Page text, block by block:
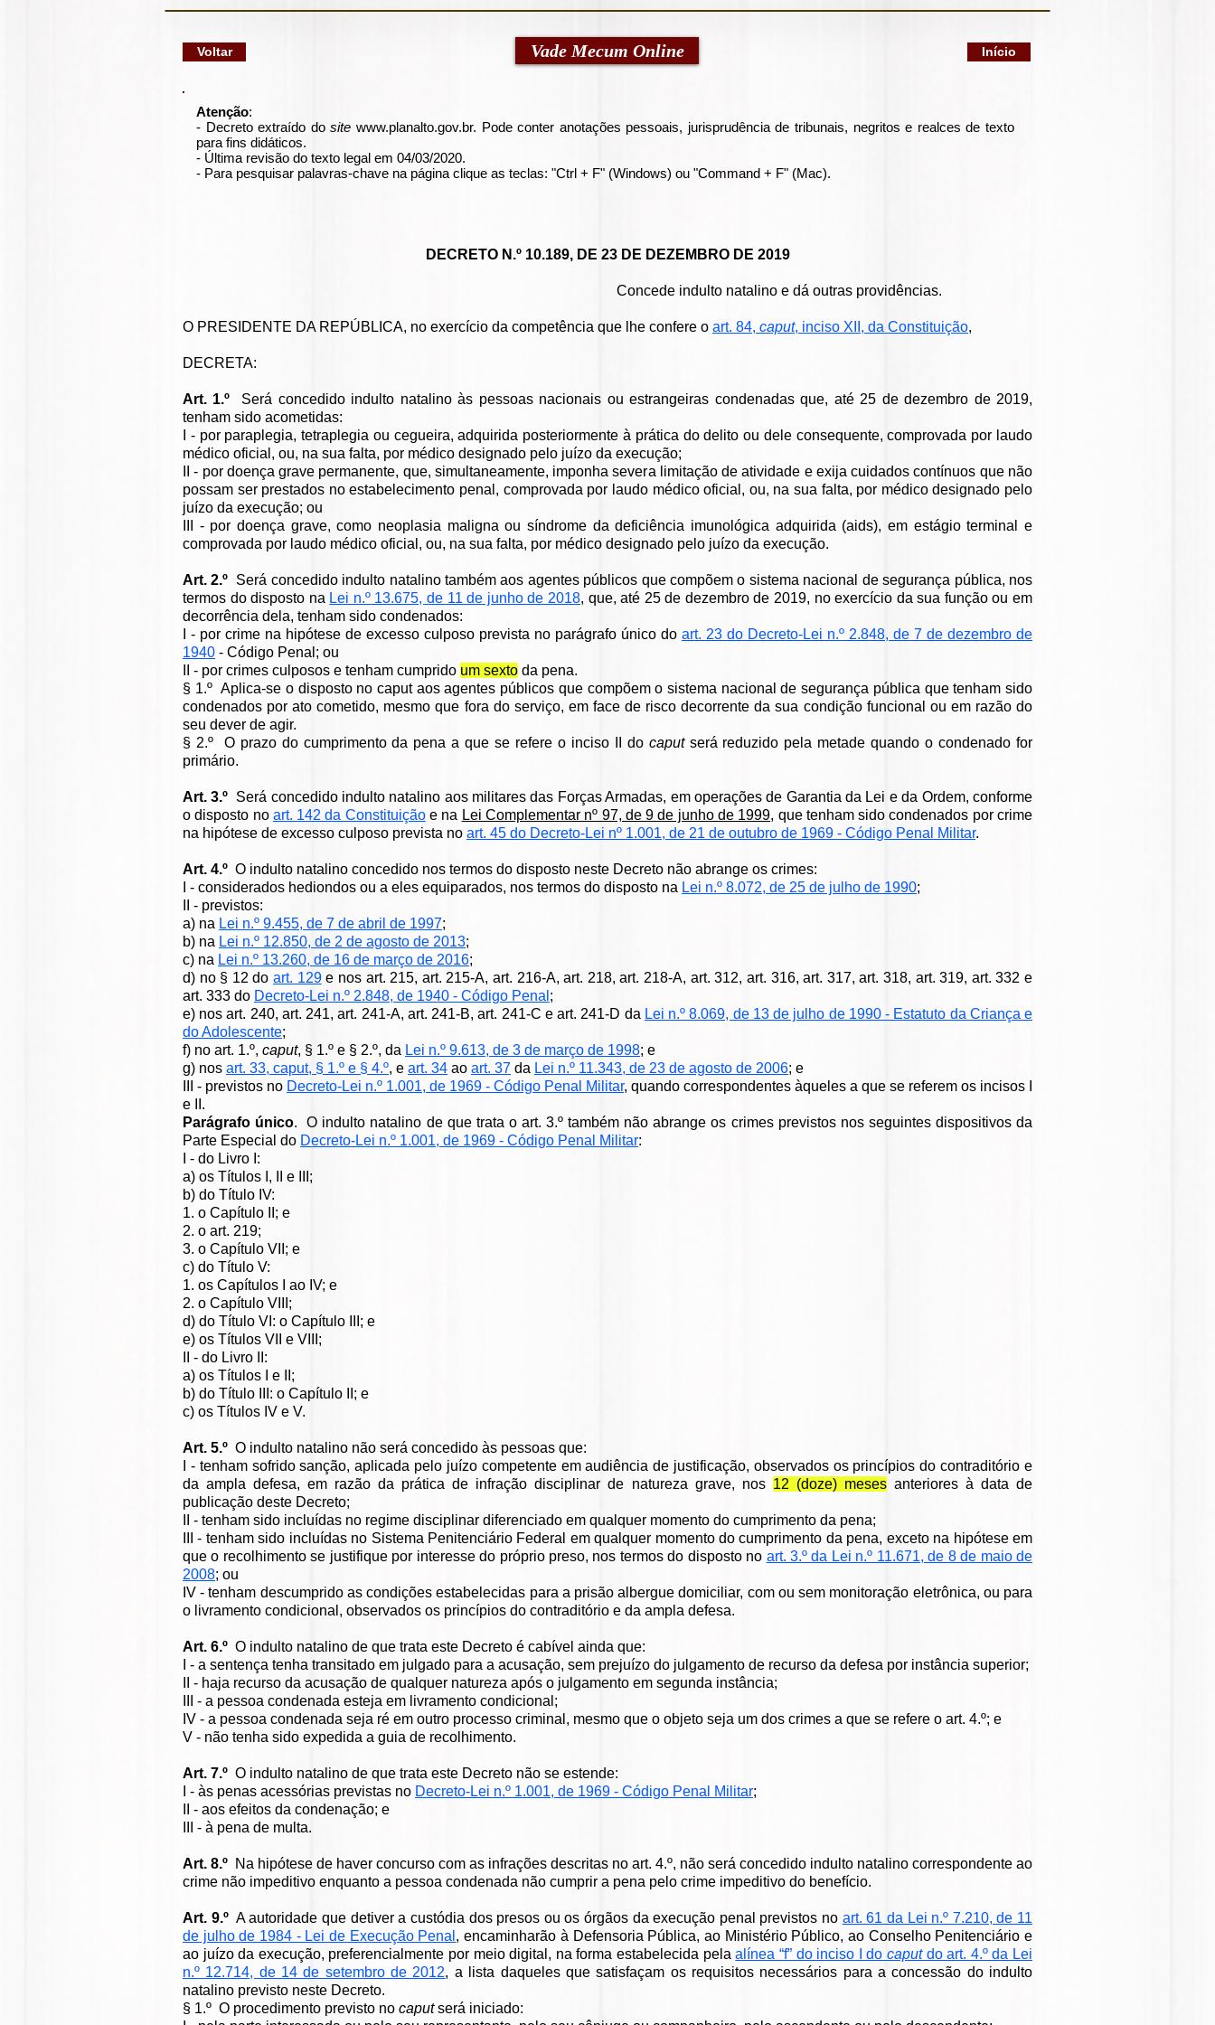
Voltar Vade Mecum Online Início
Atenção:
- Decreto extraído dosite www.planalto.gov.br. Pode conter anotações pessoais, jurisprudência de tribunais, negritos e realces de texto
para fins didáticos.
- Última revisão do texto legal em 04/03/2020.
- Para pesquisar palavras-chave na página clique as teclas: "Ctrl + F" (Windows) ou "Command + F" (Mac).
DECRETO N.º 10.189, DE 23 DE DEZEMBRO DE 2019
Concede indulto natalino e dá outras providências.
O PRESIDENTE DA REPÚBLICA, no exercício da competência que lhe confere o art. 84, caput, inciso XII, da Constituição,
DECRETA:
Art. 1.º Será concedido indulto natalino às pessoas nacionais ou estrangeiras condenadas que, até 25 de dezembro de 2019,
tenham sido acometidas:
I - por paraplegia, tetraplegia ou cegueira, adquirida posteriormente à prática do delito ou dele consequente, comprovada por laudo
médico oficial, ou, na sua falta, por médico designado pelo juízo da execução;
II - por doença grave permanente, que, simultaneamente, imponha severa limitação de atividade e exija cuidados contínuos que não
possam ser prestados no estabelecimento penal, comprovada por laudo médico oficial, ou, na sua falta, por médico designado pelo
juízo da execução; ou
III - por doença grave, como neoplasia maligna ou síndrome da deficiência imunológica adquirida (aids), em estágio terminal e
comprovada por laudo médico oficial, ou, na sua falta, por médico designado pelo juízo da execução.
Art. 2.º Será concedido indulto natalino também aos agentes públicos que compõem o sistema nacional de segurança pública, nos
termos do disposto na Lei n.º 13.675, de 11 de junho de 2018, que, até 25 de dezembro de 2019, no exercício da sua função ou em
decorrência dela, tenham sido condenados:
I - por crime na hipótese de excesso culposo prevista no parágrafo único do art. 23 do Decreto-Lei n.º 2.848, de 7 de dezembro de
1940 - Código Penal; ou
II - por crimes culposos e tenham cumprido um sexto da pena.
§ 1.º Aplica-se o disposto no caput aos agentes públicos que compõem o sistema nacional de segurança pública que tenham sido
condenados por ato cometido, mesmo que fora do serviço, em face de risco decorrente da sua condição funcional ou em razão do
seu dever de agir.
§ 2.º O prazo do cumprimento da pena a que se refere o inciso II do caput será reduzido pela metade quando o condenado for
primário.
Art. 3.º Será concedido indulto natalino aos militares das Forças Armadas, em operações de Garantia da Lei e da Ordem, conforme
o disposto no art. 142 da Constituiçãoe na Lei Complementar nº 97, de 9 de junho de 1999, que tenham sido condenados por crime
na hipótese de excesso culposo prevista no art. 45 do Decreto-Lei nº 1.001, de 21 de outubro de 1969 - Código Penal Militar.
Art. 4.º O indulto natalino concedido nos termos do disposto neste Decreto não abrange os crimes:
I - considerados hediondos ou a eles equiparados, nos termos do disposto na Lei n.º 8.072, de 25 de julho de 1990;
II - previstos:
a) na Lei n.º 9.455, de 7 de abril de 1997;
b) na Lei n.º 12.850, de 2 de agosto de 2013;
c) na Lei n.º 13.260, de 16 de março de 2016;
d) no § 12 doart. 129e nos art. 215, art. 215-A, art. 216-A,art. 218, art. 218-A, art. 312, art. 316, art. 317, art. 318, art. 319, art. 332 e
art. 333 do Decreto-Lei n.º 2.848, de 1940 - Código Penal ;
e) nos art. 240, art. 241, art. 241-A, art. 241-B, art. 241-C e art. 241-D da Lei n.º 8.069, de 13 de julho de 1990 - Estatuto da Criança e
do Adolescente;
f) no art. 1.º, caput, § 1.º e § 2.º, da Lei n.º 9.613, de 3 de março de 1998; e
g) nos art. 33, caput, § 1.º e § 4.º, e art. 34 ao art. 37 da Lei n.º 11.343, de 23 de agosto de 2006; e
III - previstos no Decreto-Lei n.º 1.001, de 1969 - Código Penal Militar, quando correspondentes àqueles a que se referem os incisos I
e II.
Parágrafo único. O indulto natalino de que trata o art. 3.º também não abrange os crimes previstos nos seguintes dispositivos da
Parte Especial do Decreto-Lei n.º 1.001, de 1969 - Código Penal Militar:
I - do Livro I:
a) os Títulos I, II e III;
b) do Título IV:
1. o Capítulo II; e
2. o art. 219;
3. o Capítulo VII; e
c) do Título V:
1. os Capítulos I ao IV; e
2. o Capítulo VIII;
d) do Título VI: o Capítulo III; e
e) os Títulos VII e VIII;
II - do Livro II:
a) os Títulos I e II;
b) do Título III: o Capítulo II; e
c) os Títulos IV e V.
Art. 5.º O indulto natalino não será concedido às pessoas que:
I - tenham sofrido sanção, aplicada pelo juízo competente em audiência de justificação, observados os princípios do contraditório e
da ampla defesa, em razão da prática de infração disciplinar de natureza grave, nos 12 (doze) mesesanteriores à data de
publicação deste Decreto;
II - tenham sido incluídas no regime disciplinar diferenciado em qualquer momento do cumprimento da pena;
III - tenham sido incluídas no Sistema Penitenciário Federal em qualquer momento do cumprimento da pena, exceto na hipótese em
que o recolhimento se justifique por interesse do próprio preso, nos termos do disposto no art. 3.º da Lei n.º 11.671, de 8 de maio de
2008; ou
IV - tenham descumprido as condições estabelecidas para a prisão albergue domiciliar, com ou sem monitoração eletrônica, ou para
o livramento condicional, observados os princípios do contraditório e da ampla defesa.
Art. 6.º O indulto natalino de que trata este Decreto é cabível ainda que:
I - a sentença tenha transitado em julgado para a acusação, sem prejuízo do julgamento de recurso da defesa por instância superior;
II - haja recurso da acusação de qualquer natureza após o julgamento em segunda instância;
III - a pessoa condenada esteja em livramento condicional;
IV - a pessoa condenada seja ré em outro processo criminal, mesmo que o objeto seja um dos crimes a que se refere o art. 4.º; e
V - não tenha sido expedida a guia de recolhimento.
Art. 7.º O indulto natalino de que trata este Decreto não se estende:
I - às penas acessórias previstas no Decreto-Lei n.º 1.001, de 1969 - Código Penal Militar;
II - aos efeitos da condenação; e
III - à pena de multa.
Art. 8.º Na hipótese de haver concurso com as infrações descritas no art. 4.º, não será concedido indulto natalino correspondente ao
crime não impeditivo enquanto a pessoa condenada não cumprir a pena pelo crime impeditivo do benefício.
Art. 9.ºA autoridade que detiver a custódia dos presos ou os órgãos da execução penal previstos no art. 61 da Lei n.º 7.210, de 11
de julho de 1984 - Lei de Execução Penal , encaminharão à Defensoria Pública, ao Ministério Público, ao Conselho Penitenciário e
ao juízo da execução, preferencialmente por meio digital, na forma estabelecida pelaalínea “f” do inciso I do caputdo art. 4.º da Lei
n.º 12.714, de 14 de setembro de 2012, a lista daqueles que satisfaçam os requisitos necessários para a concessão do indulto
natalino previsto neste Decreto.
§ 1.º O procedimento previsto no caputserá iniciado: